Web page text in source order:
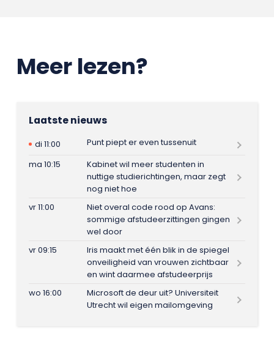
Meer lezen?
Laatste nieuws
di 11:00
Punt piept er even tussenuit
ma 10:15
Kabinet wil meer studenten in
nuttige studierichtingen, maar zegt
nog niet hoe
vr 11:00
Niet overal code rood op Avans:
sommige afstudeerzittingen gingen
wel door
vr 09:15
Iris maakt met één blik in de spiegel
onveiligheid van vrouwen zichtbaar
en wint daarmee afstudeerprijs
wo 16:00
Microsoft de deur uit? Universiteit
Utrecht wil eigen mailomgeving